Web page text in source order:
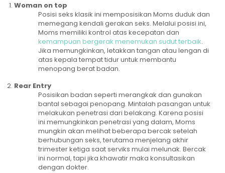
Woman on top
Posisi seks klasik ini memposisikan Moms duduk dan
memegang kendali gerakan seks. Melalui posisi ini,
Moms memiliki kontrol atas kecepatan dan
kemampuan bergerak menemukan sudut terbaik.
Jika memungkinkan, letakkan tangan atau lengan di
atas kepala tempat tidur untuk membantu
menopang berat badan.
Rear Entry
Posisikan badan seperti merangkak dan gunakan
bantal sebagai penopang. Mintalah pasangan untuk
melakukan penetrasi dari belakang. Karena posisi
ini memungkinkan penetrasi yang dalam, Moms
mungkin akan melihat beberapa bercak setelah
berhubungan seks, terutama menjelang akhir
trimester ketiga saat serviks mulai melunak. Bercak
ini normal, tapi jika khawatir maka konsultasikan
dengan dokter.